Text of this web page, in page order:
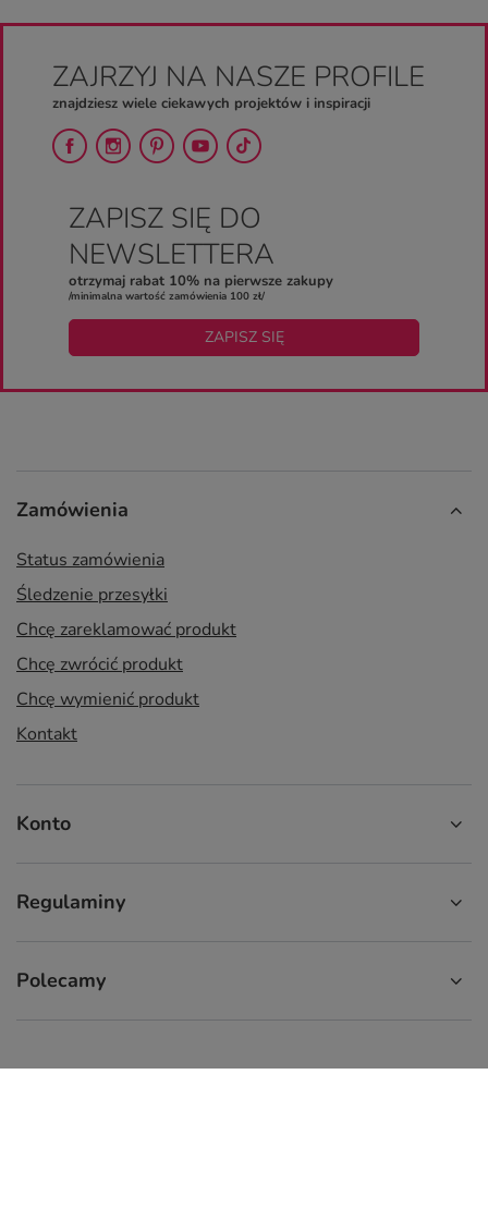
ZAJRZYJ NA NASZE PROFILE
znajdziesz wiele ciekawych projektów i inspiracji
ZAPISZ SIĘ DO
NEWSLETTERA
otrzymaj rabat 10% na pierwsze zakupy
/minimalna wartość zamówienia 100 zł/
ZAPISZ SIĘ
Zamówienia
Status zamówienia
Śledzenie przesyłki
Chcę zareklamować produkt
Chcę zwrócić produkt
Chcę wymienić produkt
Kontakt
Konto
Regulaminy
Polecamy